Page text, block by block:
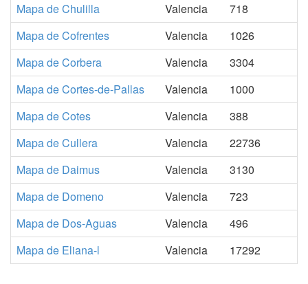
Mapa de Chulilla
Valencia
718
Mapa de Cofrentes
Valencia
1026
Mapa de Corbera
Valencia
3304
Mapa de Cortes-de-Pallas
Valencia
1000
Mapa de Cotes
Valencia
388
Mapa de Cullera
Valencia
22736
Mapa de Daimus
Valencia
3130
Mapa de Domeno
Valencia
723
Mapa de Dos-Aguas
Valencia
496
Mapa de Eliana-l
Valencia 17292